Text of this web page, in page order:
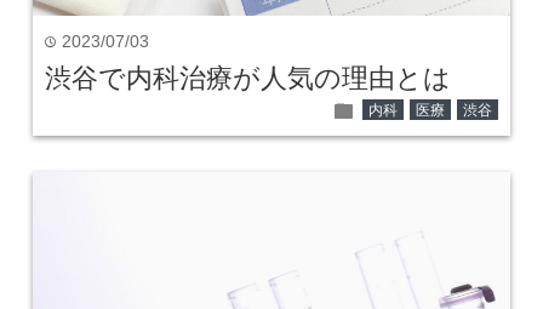
time 2023/07/03
渋谷で内科治療が人気の理由とは
folder 内科 医療 渋谷